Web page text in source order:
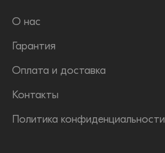
О нас
Гарантия
Оплата и доставка
Контакты
Политика конфиденциальности